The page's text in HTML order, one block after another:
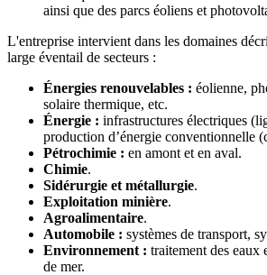
ainsi que des parcs éoliens et
L'entreprise intervient dans les domaines
large éventail de secteurs :
Énergies renouvelables : éolienne,
solaire thermique, etc.
Énergie : infrastructures électriques
production d’énergie conventionnelle
Pétrochimie : en amont et en aval.
Chimie.
Sidérurgie et métallurgie.
Exploitation minière.
Agroalimentaire.
Automobile : systèmes de transport,
Environnement : traitement des eaux
de mer.